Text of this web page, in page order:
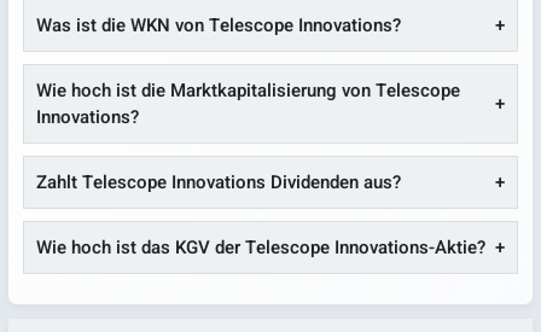
Was ist die WKN von Telescope Innovations?
Wie hoch ist die Marktkapitalisierung von Telescope
Innovations?
Zahlt Telescope Innovations Dividenden aus?
Wie hoch ist das KGV der Telescope Innovations-Aktie?